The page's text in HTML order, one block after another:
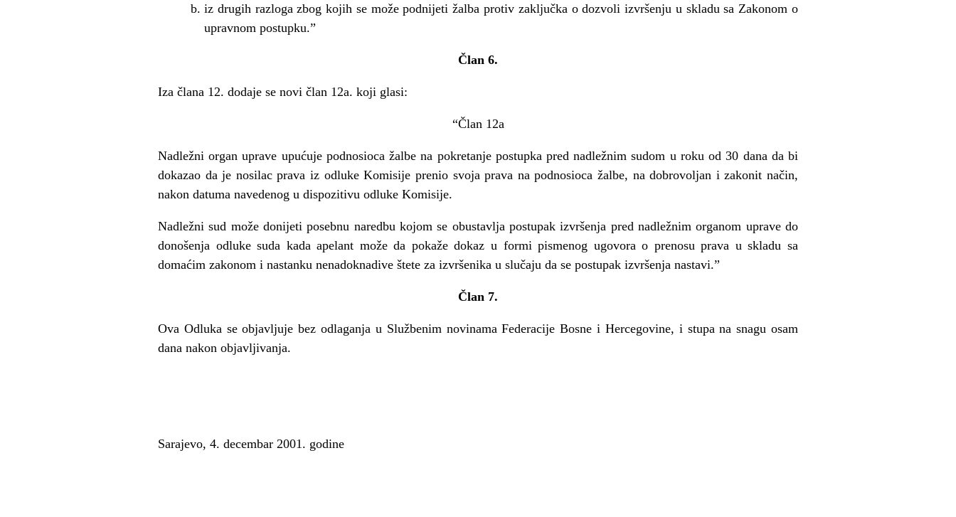
iz drugih razloga zbog kojih se može podnijetižalba protiv zaključka o dozvoli izvršenju u skladu sa Zakonom o
upravnom postupku.”
Član 6.
Iza člana 12. dodaje se novi član 12a. koji glasi:
“Član 12a
Nadležni organ uprave upućuje podnosiocažalbe na pokretanje postupka pred nadležnim sudom u roku od 30 dana da bi
dokazao da je nosilac prava iz odluke Komisije prenio svoja prava na podnosioca žalbe, na dobrovoljan i zakonit način,
nakon datuma navedenog u dispozitivu odluke Komisije.
Nadležni sud može donijeti posebnu naredbu kojom se obustavlja postupak izvršenja pred nadležnim organom uprave do
donošenja odluke suda kada apelant može da pokaže dokaz u formi pismenog ugovora o prenosu prava u skladu sa
domaćim zakonom i nastanku nenadoknadive štete za izvršenika u slučaju da se postupak izvršenja nastavi.”
Član 7.
Ova Odluka se objavljuje bez odlaganja u Službenim novinama Federacije Bosne i Hercegovine, i stupa na snagu osam
dana nakon objavljivanja.
Sarajevo, 4. decembar 2001. godine